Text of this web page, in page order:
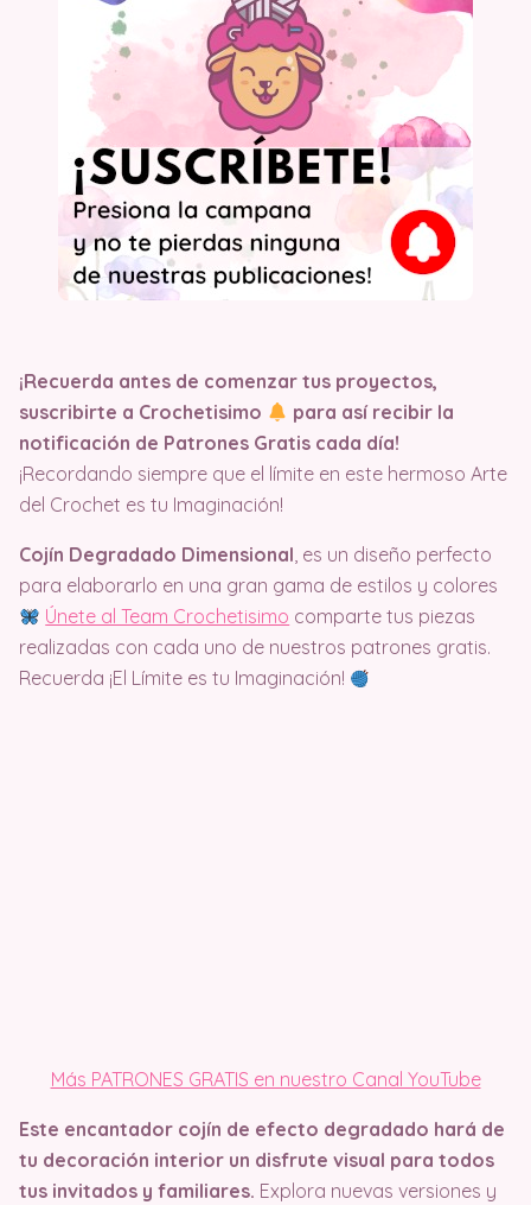
¡Recuerda antes de comenzar tus proyectos,
suscribirte a Crochetisimo
para así recibir la
notificación de Patrones Gratis cada día!
¡Recordando siempre que el límite en este hermoso Arte
del Crochet es tu Imaginación!
Cojín Degradado Dimensional, es un diseño perfecto
para elaborarlo en una gran gama de estilos y colores
Únete al Team Crochetisimo comparte tus piezas
realizadas con cada uno de nuestros patrones gratis.
Recuerda ¡El Límite es tu Imaginación!
Más PATRONES GRATIS en nuestro Canal YouTube
Este encantador cojín de efecto degradado hará de
tu decoración interior un disfrute visual para todos
tus invitados y familiares. Explora nuevas versiones y